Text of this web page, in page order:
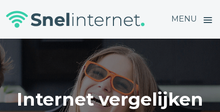
MENU ≡
Skip
to
content
Internet vergelijken